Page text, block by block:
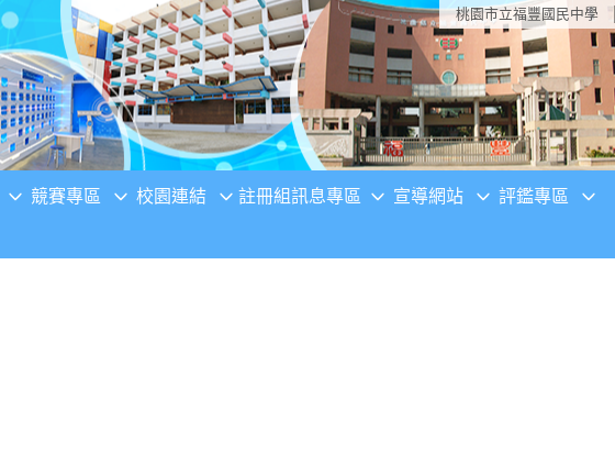
桃園市立福豐國民中學
競賽專區 校園連結 註冊組訊息專區 宣導網站 評鑑專區